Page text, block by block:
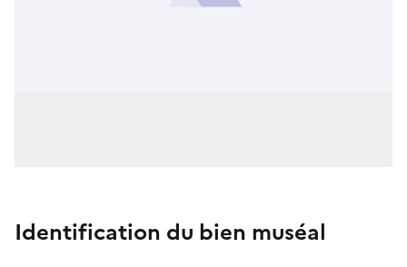
Identification du bien muséal